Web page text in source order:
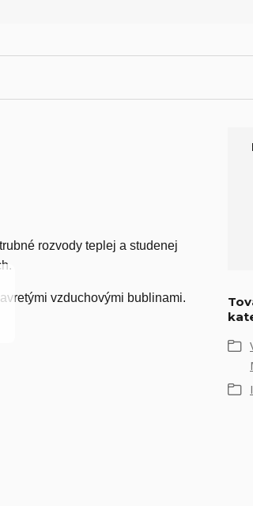
rozvody teplej a studenej
vzduchovými bublinami.